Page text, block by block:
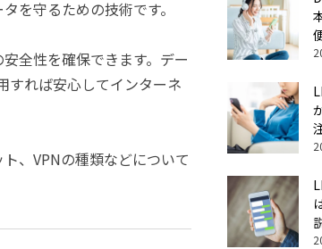
を守るための技術です。
全性を確保できます。デー
すれば安心してインターネ
、VPNの種類などについて